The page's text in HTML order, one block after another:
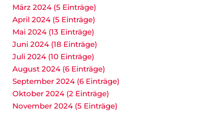
März 2024 (5 Einträge)
April 2024 (5 Einträge)
Mai 2024 (13 Einträge)
Juni 2024 (18 Einträge)
Juli 2024 (10 Einträge)
August 2024 (6 Einträge)
September 2024 (6 Einträge)
Oktober 2024 (2 Einträge)
November 2024 (5 Einträge)